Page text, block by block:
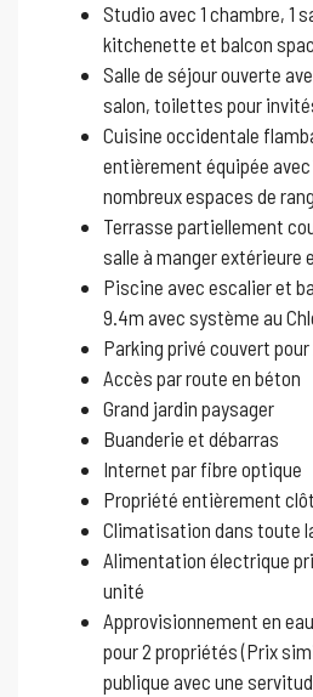
Studio avec 1 chambre, 1
kitchenette et balcon
Salle de séjour ouverte
salon, toilettes pour
Cuisine occidentale
entièrement équipée
nombreux espaces de
Terrasse partiellement
salle à manger extérieure
Piscine avec escalier et
9.4m avec système au
Parking privé couvert
Accès par route en béton
Grand jardin paysager
Buanderie et débarras
Internet par fibre optique
Propriété entièrement
Climatisation dans toute
Alimentation électrique
unité
Approvisionnement en
pour 2 propriétés (Prix
publique avec une